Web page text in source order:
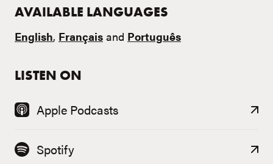
AVAILABLE LANGUAGES
English, Français and Português
LISTEN ON
Apple Podcasts
Spotify